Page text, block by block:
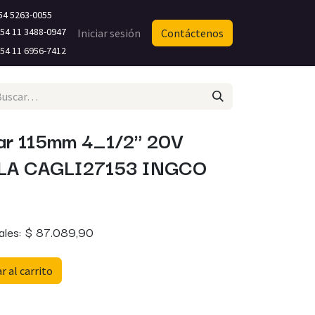
5263-0055
11 3488-0947​
11 6956-7412
Iniciar sesión Contáctenos
115mm 4_1/2" 20V
CAGLI27153 INGCO
$ 87.089,90
al carrito